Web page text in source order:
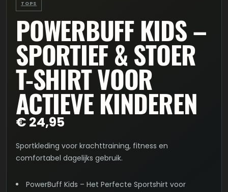
TOPS
POWERBUFF KIDS –
SPORTIEF & STOER
T-SHIRT VOOR
ACTIEVE KINDEREN
€ 24,95
Sportkleding voor krachttraining, fitness en
comfortabel dagelijks gebruik.
PowerBuff Kids – Het Perfecte Sportshirt voor